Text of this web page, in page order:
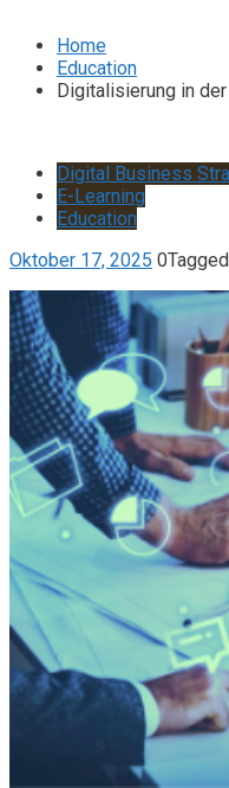
Home
Education
Digitalisierung in
Digital Business
E-Learning
Education
Oktober 17, 2025 0Tagged